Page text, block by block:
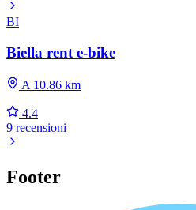
BI
Biella rent e-bike
A 10.86 km
4.4
9 recensioni
Footer